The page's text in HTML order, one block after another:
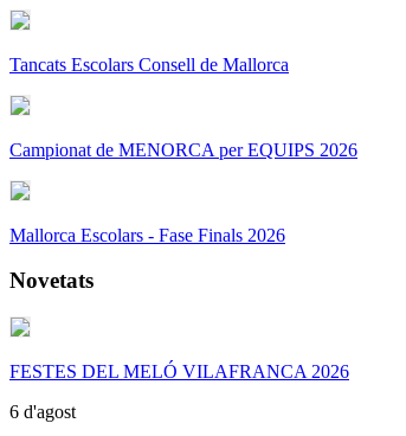
Tancats Escolars Consell de Mallorca
Campionat de MENORCA per EQUIPS 2026
Mallorca Escolars - Fase Finals 2026
Novetats
FESTES DEL MELÓ VILAFRANCA 2026
6 d'agost